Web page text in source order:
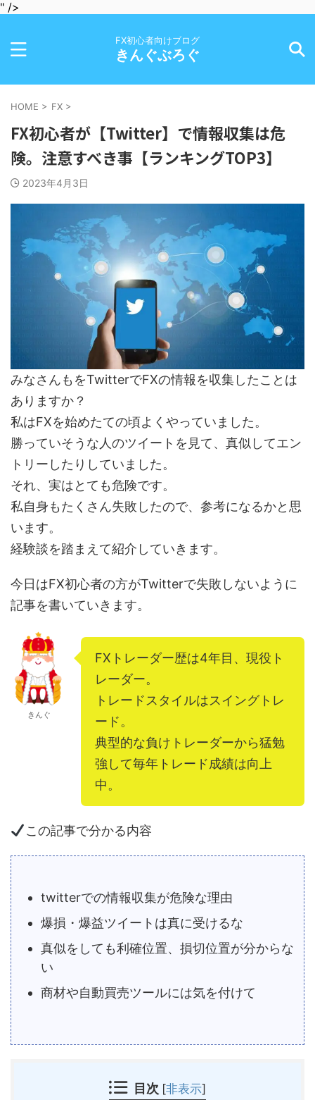
" />
FX初心者向けブログ
きんぐぶろぐ
HOME > FX >
FX初心者が【Twitter】で情報収集は危
険。注意すべき事【ランキングTOP3】
2023年4月3日
みなさんもをTwitterでFXの情報を収集したことは
ありますか？
私はFXを始めたての頃よくやっていました。
勝っていそうな人のツイートを見て、真似してエン
トリーしたりしていました。
それ、実はとても危険です。
私自身もたくさん失敗したので、参考になるかと思
います。
経験談を踏まえて紹介していきます。
今日はFX初心者の方がTwitterで失敗しないように
記事を書いていきます。
きんぐ
FXトレーダー歴は4年目、現役ト
レーダー。
トレードスタイルはスイングトレ
ード。
典型的な負けトレーダーから猛勉
強して毎年トレード成績は向上
中。
この記事で分かる内容
twitterでの情報収集が危険な理由
爆損・爆益ツイートは真に受けるな
真似をしても利確位置、損切位置が分からな
い
商材や自動買売ツールには気を付けて
目次 [非表示]